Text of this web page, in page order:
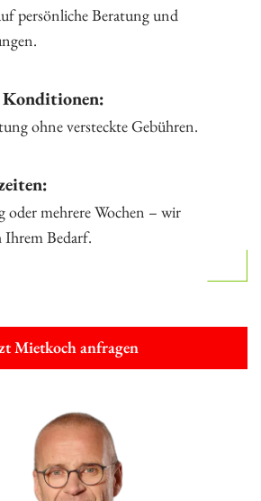
persönliche Beratung und
Konditionen:
ohne versteckte Gebühren.
oder mehrere Wochen – wir
Ihrem Bedarf.
Mietkoch anfragen